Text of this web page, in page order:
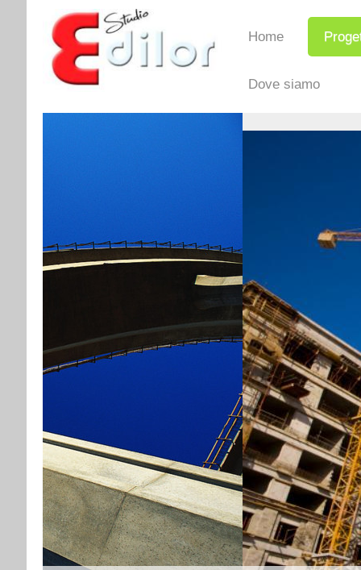
Home
Dove siamo